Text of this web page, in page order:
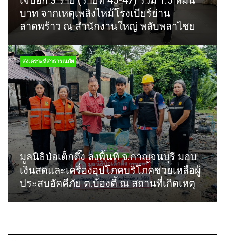
บาท จากเหตุเพลิงไหม้โรงเบียร์ย่าน
ลาดพร้าว ณ สำนักงานใหญ่ พลับพลาไชย
สงเคราะห์สาธารณภัย
มูลนิธิป่อเต็กตึ๊ง ลงพื้นที่ จ.กาญจนบุรี มอบ
เงินสดและเครื่องอุปโภคบริโภคช่วยเหลือผู้
ประสบอัคคีภัย ต.บ้องตี้ ณ สถานที่เกิดเหตุ